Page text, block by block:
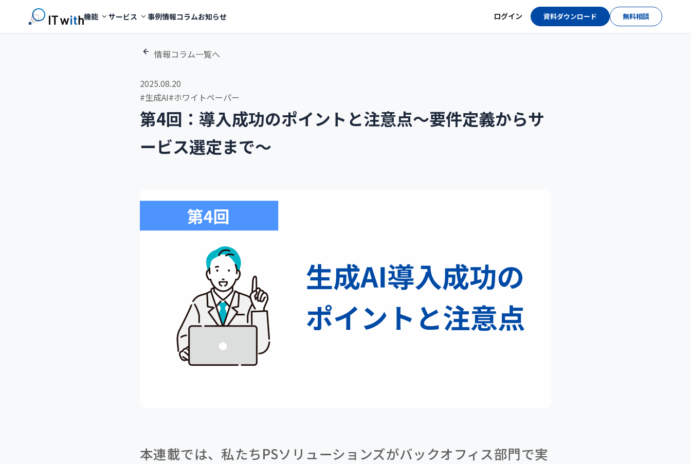
機能 サービス 事例情報コラムお知らせ ログイン 資料ダウンロード 無料相談
情報コラム一覧へ
2025.08.20
#生成AI#ホワイトペーパー
第4回：導入成功のポイントと注意点〜要件定義からサ
ービス選定まで〜
本連載では、私たちPSソリューションズがバックオフィス部門で実